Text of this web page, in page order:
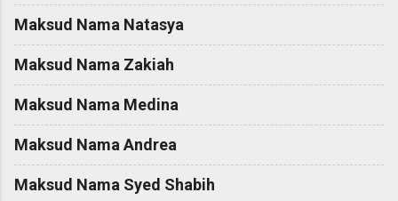
Maksud Nama Natasya
Maksud Nama Zakiah
Maksud Nama Medina
Maksud Nama Andrea
Maksud Nama Syed Shabih